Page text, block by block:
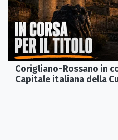
Corigliano-Rossano in
Capitale italiana della